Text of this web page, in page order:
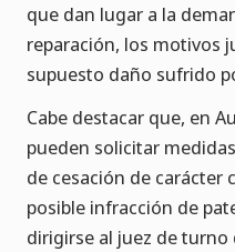
que dan lugar a la
reparación, los motivos
supuesto daño sufrido
Cabe destacar que, en
pueden solicitar
de cesación de carácter
posible infracción de
dirigirse al juez de turno